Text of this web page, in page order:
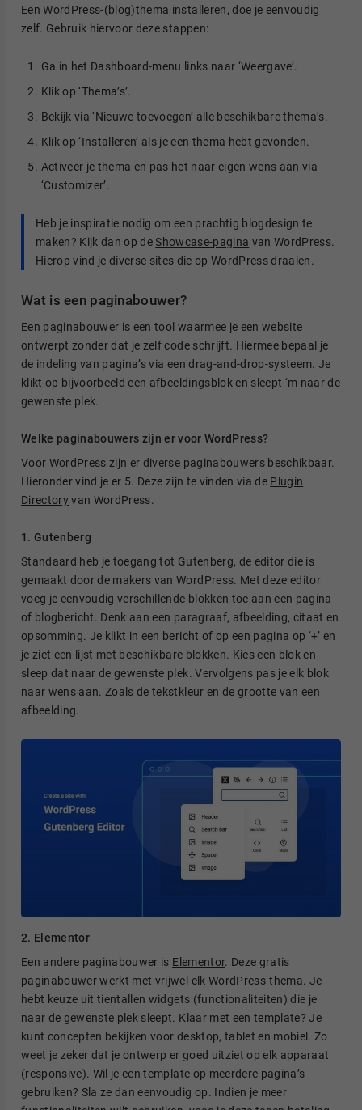
Een WordPress-(blog)thema installeren, doe je eenvoudig
zelf. Gebruik hiervoor deze stappen:
Ga in het Dashboard-menu links naar ‘Weergave’.
Klik op ‘Thema’s’.
Bekijk via ‘Nieuwe toevoegen’ alle beschikbare thema’s.
Klik op ‘Installeren’ als je een thema hebt gevonden.
Activeer je thema en pas het naar eigen wens aan via
‘Customizer’.
Heb je inspiratie nodig om een prachtig blogdesign te
maken? Kijk dan op deShowcase-pagina van WordPress.
Hierop vind je diverse sites die op WordPress draaien.
Wat is een paginabouwer?
Een paginabouwer is een tool waarmee je een website
ontwerpt zonder dat je zelf code schrijft. Hiermee bepaal je
de indeling van pagina’s via een drag-and-drop-systeem. Je
klikt op bijvoorbeeld een afbeeldingsblok en sleept ‘m naar de
gewenste plek.
Welke paginabouwers zijn er voor WordPress?
Voor WordPress zijn er diverse paginabouwers beschikbaar.
Hieronder vind je er 5. Deze zijn te vinden via de Plugin
Directoryvan WordPress.
1. Gutenberg
Standaard heb je toegang tot Gutenberg, de editor die is
gemaakt door de makers van WordPress. Met deze editor
voeg je eenvoudig verschillende blokken toe aan een pagina
of blogbericht. Denk aan een paragraaf, afbeelding, citaat en
opsomming. Je klikt in een bericht of op een pagina op ‘+’ en
je ziet een lijst met beschikbare blokken. Kies een blok en
sleep dat naar de gewenste plek. Vervolgens pas je elk blok
naar wens aan. Zoals de tekstkleur en de grootte van een
afbeelding.
2. Elementor
Een andere paginabouwer is Elementor. Deze gratis
paginabouwer werkt met vrijwel elk WordPress-thema. Je
hebt keuze uit tientallen widgets (functionaliteiten) die je
naar de gewenste plek sleept. Klaar met een template? Je
kunt concepten bekijken voor desktop, tablet en mobiel. Zo
weet je zeker dat je ontwerp er goed uitziet op elk apparaat
(responsive). Wil je een template op meerdere pagina’s
gebruiken? Sla ze dan eenvoudig op. Indien je meer